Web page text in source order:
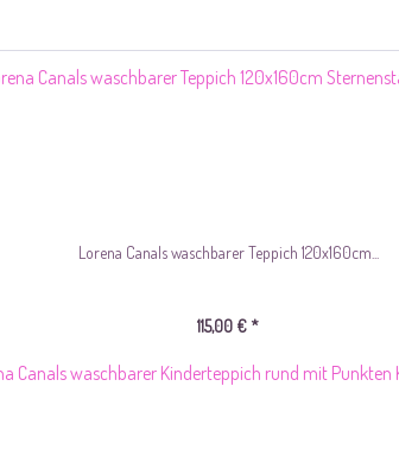
Lorena Canals waschbarer Teppich 120x160cm...
115,00 € *